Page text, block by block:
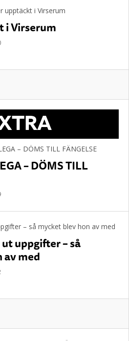
Virserum
– DÖMS TILL
uppgifter – så
med